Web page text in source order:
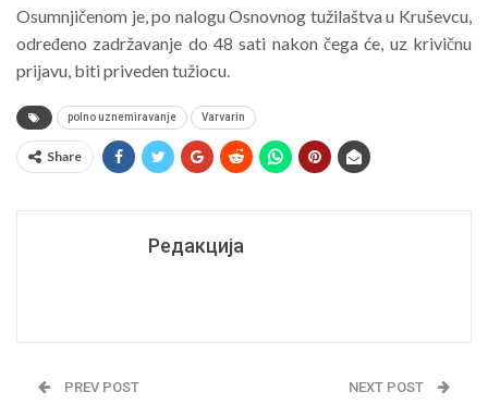
Osumnjičenom je, po nalogu Osnovnog tužilaštva u Kruševcu,
određeno zadržavanje do 48 sati nakon čega će, uz krivičnu
prijavu, biti priveden tužiocu.
polno uznemiravanje Varvarin
Share
Редакција
PREV POST NEXT POST